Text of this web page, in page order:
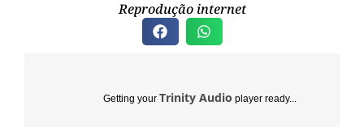
Reprodução internet
Getting your Trinity Audio player ready...